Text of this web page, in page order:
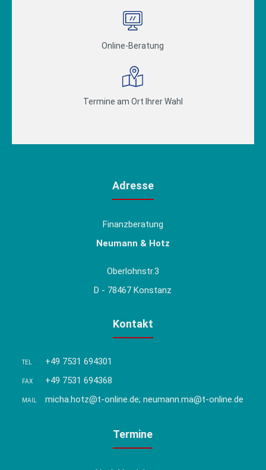
Online-Beratung
Termine am Ort Ihrer Wahl
Adresse
Finanzberatung
Neumann & Hotz
Oberlohnstr.3
D - 78467 Konstanz
Kontakt
TEL +49 7531 694301
FAX +49 7531 694368
MAIL micha.hotz@t-online.de; neumann.ma@t-online.de
Termine